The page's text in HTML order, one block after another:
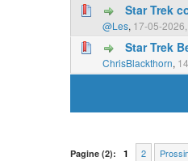
Star Trek
@Les, 17-05-
Star Trek
ChrisBlackthorn,
Pagine (2): 1 2